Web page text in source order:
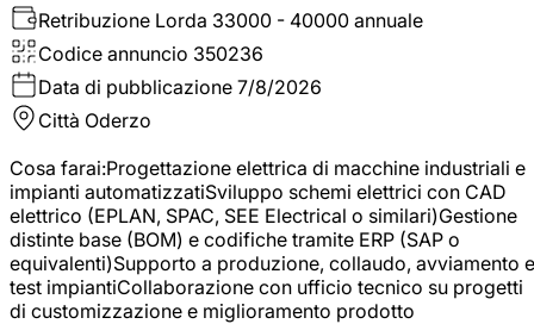
Retribuzione Lorda 33000 - 40000 annuale
Codice annuncio 350236
Data di pubblicazione 7/8/2026
Città Oderzo
Cosa farai:Progettazione elettrica di macchine industriali e
impianti automatizzatiSviluppo schemi elettrici con CAD
elettrico (EPLAN, SPAC, SEE Electrical o similari)Gestione
distinte base (BOM) e codifiche tramite ERP (SAP o
equivalenti)Supporto a produzione, collaudo, avviamento e
test impiantiCollaborazione con ufficio tecnico su progetti
di customizzazione e miglioramento prodotto